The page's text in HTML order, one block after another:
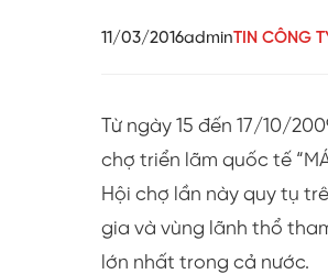
11/03/2016adminTIN CÔNG
Từ ngày 15 đến 17/10/
chợ triển lãm quốc tế
Hội chợ lần này quy tụ
gia và vùng lãnh thổ
lớn nhất trong cả nước.